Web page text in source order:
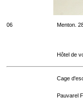
06 Menton.
Hôtel de
Cage
Pauvarel